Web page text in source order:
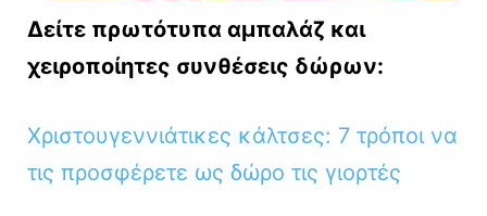
Δείτε πρωτότυπα αμπαλάζ και
χειροποίητες συνθέσεις δώρων:
Χριστουγεννιάτικες κάλτσες: 7 τρόποι να
τις προσφέρετε ως δώρο τις γιορτές